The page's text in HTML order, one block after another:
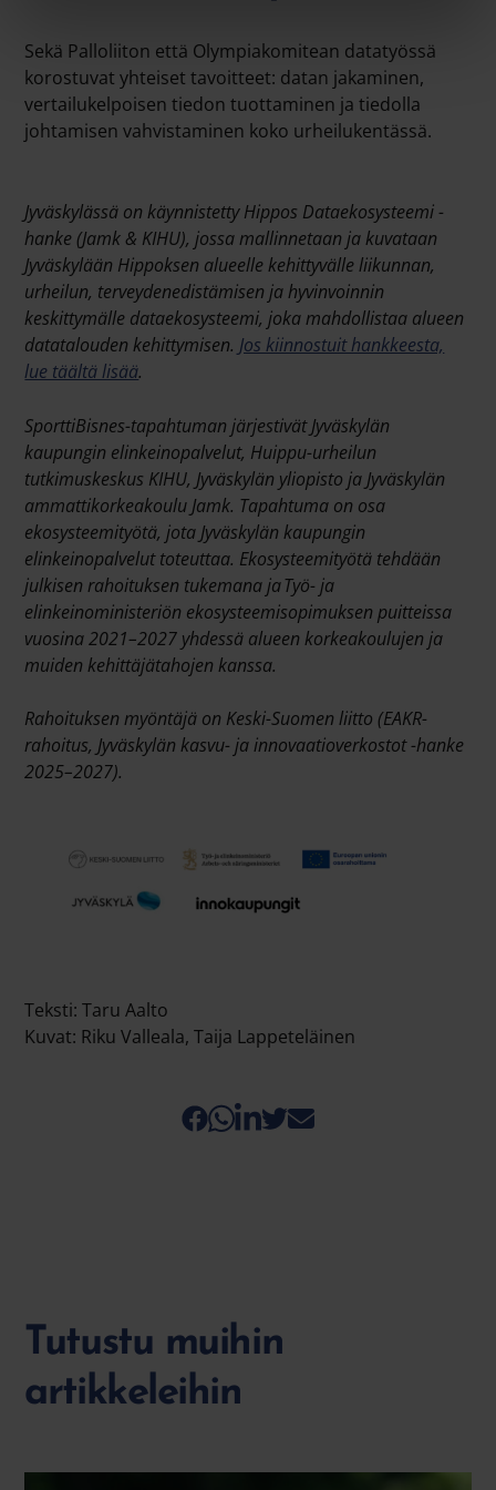
Sekä Palloliiton että Olympiakomitean datatyössä
korostuvat yhteiset tavoitteet: datan jakaminen,
vertailukelpoisen tiedon tuottaminen ja tiedolla
johtamisen vahvistaminen koko urheilukentässä.
Jyväskylässä on käynnistetty Hippos Dataekosysteemi -
hanke (Jamk & KIHU), jossa mallinnetaan ja kuvataan
Jyväskylään Hippoksen alueelle kehittyvälle liikunnan,
urheilun, terveydenedistämisen ja hyvinvoinnin
keskittymälle dataekosysteemi, joka mahdollistaa alueen
datatalouden kehittymisen. Jos kiinnostuit hankkeesta,
lue täältä lisää.
SporttiBisnes-tapahtuman järjestivätJyväskylän
kaupungin elinkeinopalvelut, Huippu-urheilun
tutkimuskeskus KIHU, Jyväskylän yliopisto ja Jyväskylän
ammattikorkeakoulu Jamk. Tapahtuma on osa
ekosysteemityötä, jota Jyväskylän kaupungin
elinkeinopalvelut toteuttaa. Ekosysteemityötä tehdään
julkisen rahoituksen tukemana jaTyö- ja
elinkeinoministeriön ekosysteemisopimuksen puitteissa
vuosina 2021–2027 yhdessä alueen korkeakoulujen ja
muiden kehittäjätahojen kanssa.
Rahoituksen myöntäjä on Keski-Suomen liitto (EAKR-
rahoitus, Jyväskylän kasvu- ja innovaatioverkostot -hanke
2025–2027).
Teksti: Taru Aalto
Kuvat: Riku Valleala, Taija Lappeteläinen
Tutustu muihin
artikkeleihin